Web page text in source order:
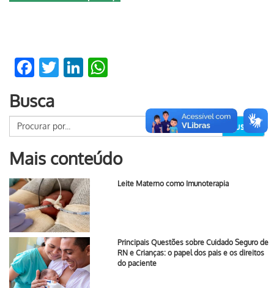
Facebook
TwitterLinkedIn
Busca
Buscar
Mais conteúdo
Leite Materno como Imunoterapia
Principais Questões sobre Cuidado Seguro de
RN e Crianças: o papel dos pais e os direitos
do paciente